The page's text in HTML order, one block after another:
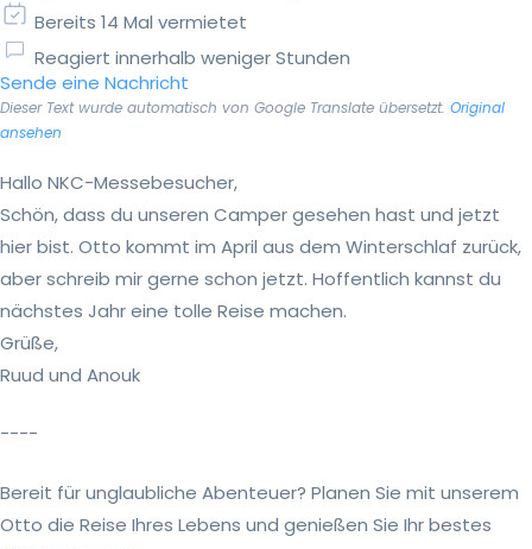
Bereits 14 Mal vermietet
Reagiert innerhalb weniger Stunden
Sende eine Nachricht
Dieser Text wurde automatisch von Google Translate übersetzt. Original
ansehen
Hallo NKC-Messebesucher,
Schön, dass du unseren Camper gesehen hast und jetzt
hier bist. Otto kommt im April aus dem Winterschlaf zurück,
aber schreib mir gerne schon jetzt. Hoffentlich kannst du
nächstes Jahr eine tolle Reise machen.
Grüße,
Ruud und Anouk
----
Bereit für unglaubliche Abenteuer? Planen Sie mit unserem
Otto die Reise Ihres Lebens und genießen Sie Ihr bestes